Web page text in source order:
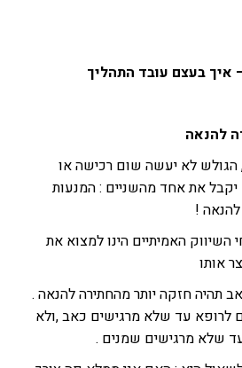
להנאה
הגולש לא יעשה שום רכישה או
את אחד מהשניים : המנעות
!
האמיתיים הינו למצוא את
אותו
תהיה חזקה יותר מהחתירה להנאה .
לרופא עד שלא מרגישים כאב ,ולא
שלא מרגישים שמנים .